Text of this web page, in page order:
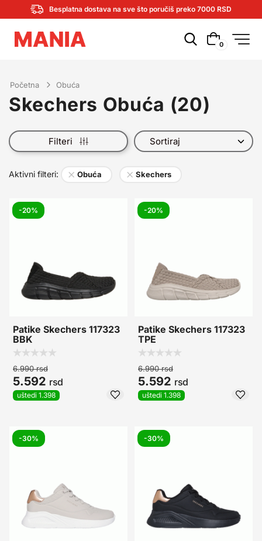
Besplatna dostava na sve što poručiš preko 7000 RSD
0
Početna Obuća
Skechers Obuća (20)
Filteri
Aktivni filteri: × Obuća × Skechers
-20%
Patike Skechers 117323
BBK
6.990rsd
5.592 rsd
uštedi 1.398
-20%
Patike Skechers 117323
TPE
6.990rsd
5.592 rsd
uštedi 1.398
-30% -30%